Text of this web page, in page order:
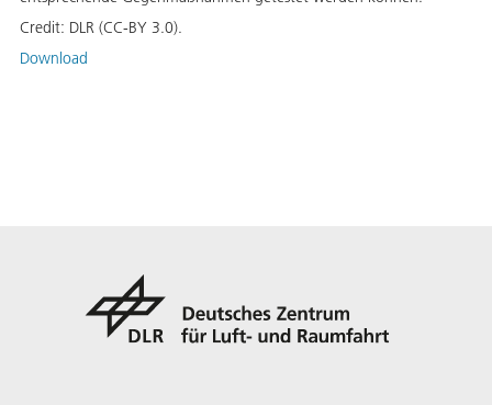
Credit: DLR (CC-BY 3.0).
Download